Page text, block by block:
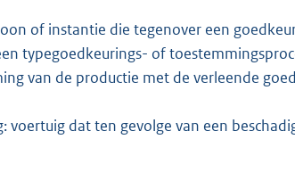
of instantie die tegenover een
typegoedkeurings- of
van de productie met de verleende
voertuig dat ten gevolge van een